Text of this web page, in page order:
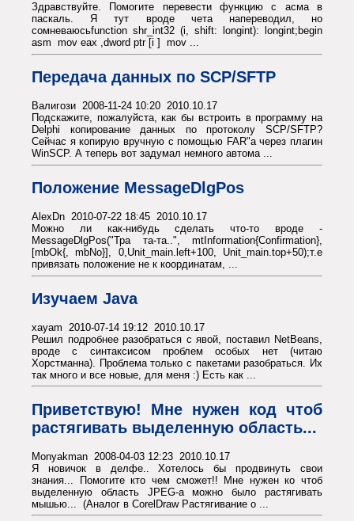
Здравствуйте. Помогите перевести функцию с асма в
паскаль. Я тут вроде чета напереводил, но
сомневаюсьfunction shr_int32 (i, shift: longint): longint;begin
asm mov eax ,dword ptr [i ] mov ...
Передача данных по SCP/SFTP
Валигози 2008-11-24 10:20 2010.10.17
Подскажите, пожалуйста, как бы встроить в программу на
Delphi копирование данных по протоколу SCP/SFTP?
Сейчас я копирую вручную с помощью FAR"а через плагин
WinSCP. А теперь вот задумал немного автома ...
Положение MessageDlgPos
AlexDn 2010-07-22 18:45 2010.10.17
Можно ли как-нибудь сделать что-то вроде -
MessageDlgPos("Тра та-та..", mtInformation{Confirmation},
[mbOk{, mbNo}], 0,Unit_main.left+100, Unit_main.top+50);т.е
привязать положение не к координатам, ...
Изучаем Java
xayam 2010-07-14 19:12 2010.10.17
Решил подробнее разобраться с явой, поставил NetBeans,
вроде с синтаксисом проблем особых нет (читаю
Хорстманна). Проблема только с пакетами разобраться. Их
так много и все новые, для меня :) Есть как ...
Приветствую! Мне нужен код чтоб
растягивать выделенную область...
Monyakman 2008-04-03 12:23 2010.10.17
Я новичок в делфе.. Хотелось бы продвинуть свои
знания... Помогите кто чем сможет!! Мне нужен ко чтоб
выделенную область JPEG-а можно было растягивать
мышью... (Аналог в CorelDraw Растягивание о ...